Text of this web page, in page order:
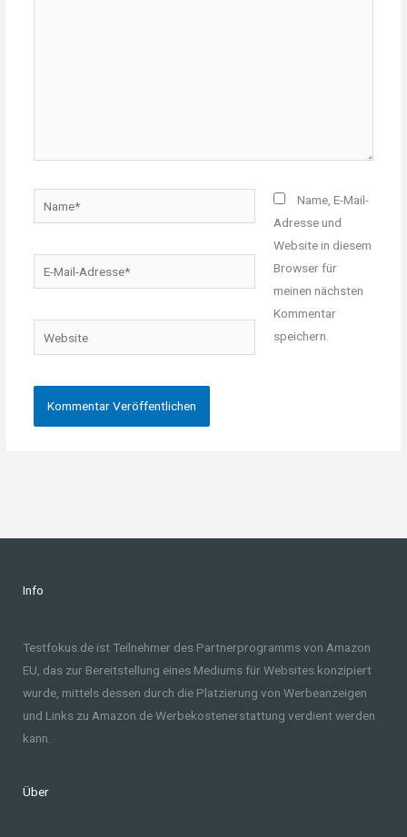
Mail-
Website
Name, E-Mail-
Adresse und
Website in diesem
Browser für
meinen nächsten
Kommentar
speichern.
Info
Testfokus.de ist Teilnehmer des Partnerprogramms von Amazon
EU, das zur Bereitstellung eines Mediums für Websites konzipiert
wurde, mittels dessen durch die Platzierung von Werbeanzeigen
und Links zu Amazon.de Werbekostenerstattung verdient werden
kann.
Über